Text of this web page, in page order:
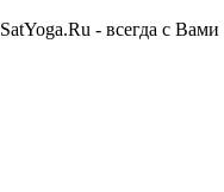
SatYoga.Ru - всегда с